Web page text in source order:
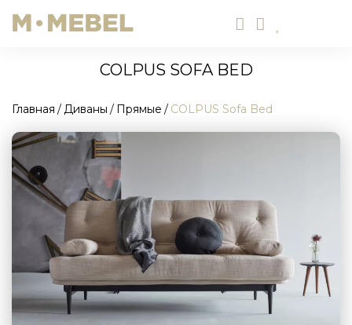
COLPUS SOFA BED
Главная Диваны Прямые COLPUS Sofa Bed